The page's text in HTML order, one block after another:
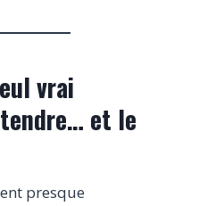
vrai
et le
presque